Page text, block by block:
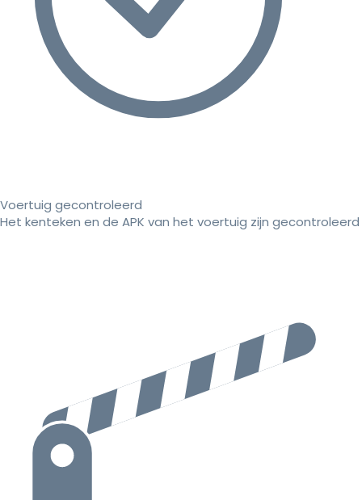
Voertuig gecontroleerd
Het kenteken en de APK van het voertuig zijn gecontroleerd